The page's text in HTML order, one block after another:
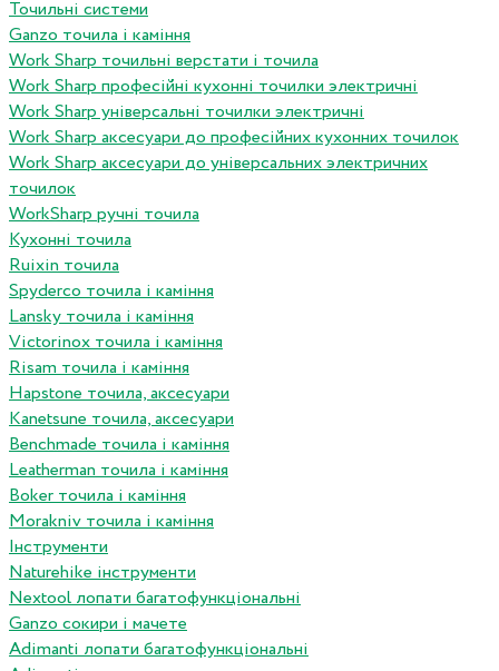
Точильні системи
Ganzo точила і каміння
Work Sharp точильні верстати і точила
Work Sharp професiйнi кухоннi точилки электричнi
Work Sharp унiверсальнi точилки электричнi
Work Sharp аксесуари до професiйних кухонних точилок
Work Sharp аксесуари до унiверсальних электричних
точилок
WorkSharp ручні точила
Кухонні точила
Ruixin точила
Spyderco точила і каміння
Lansky точила і каміння
Victorinox точила і каміння
Risam точила і каміння
Hapstone точила, аксесуари
Kanetsune точила, аксесуари
Benchmade точила і каміння
Leatherman точила і каміння
Boker точила і каміння
Morakniv точила і каміння
Інструменти
Naturehike інструменти
Nextool лопати багатофункціональні
Ganzo сокири і мачете
Adimanti лопати багатофункціональні